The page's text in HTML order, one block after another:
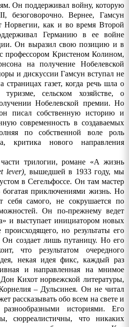
Он поддерживал войну, которую
безоговорочно. Вернее, Гамсун
Норвегии, как и во время Второй
Германию в ее войне
Он выразил свою позицию и в
профессором Кристеном Колином,
на получение Нобелевской
и дискуссии Гамсун вступал не
газет, когда речь шла о
туризме, сельском хозяйстве, о
Нобелевской премии. Но
писал собственную историю и
современность в создаваемых
по собственной воле роль
критика нового направления
трилогии, романе «А жизнь
lever), вышедшей в 1933 году, мы
в Сегельфоссе. Он там мастер
приключениями жизнь. Но
себя самого, не сокрушается по
Он по-прежнему ведет
и выступает инициатором новых
но результаты его
Он создает лишь путаницу. Но его
что результатом очередного
некая идея фикс, каждый раз
и направленная на мнимое
Кихот норвежской литературы,
– Дульсинея. Он не читал
рассказывать обо всем на свете и
разнообразными историями. Его
сюрреалистичны, что никаких